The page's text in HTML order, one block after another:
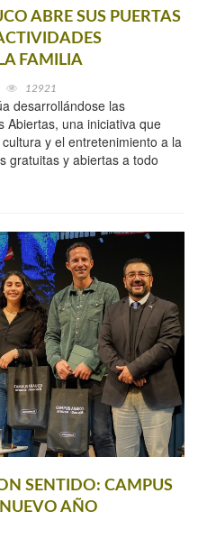
ABRE SUS PUERTAS
FAMILIA
12921
desarrollándose las
Abiertas, una iniciativa que
y el entretenimiento a la
gratuitas y abiertas a todo
SENTIDO: CAMPUS
AÑO